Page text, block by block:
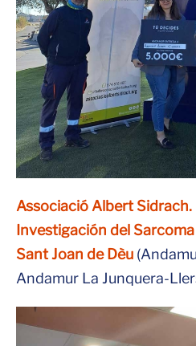
Associació Albert
Investigación del
Sant Joan de Dèu
Andamur La Junquera-